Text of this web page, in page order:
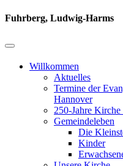
Fuhrberg, Ludwig-Harms
Willkommen
Aktuelles
Termine der
Hannover
250-Jahre
Gemeindeleben
Die
Kinder